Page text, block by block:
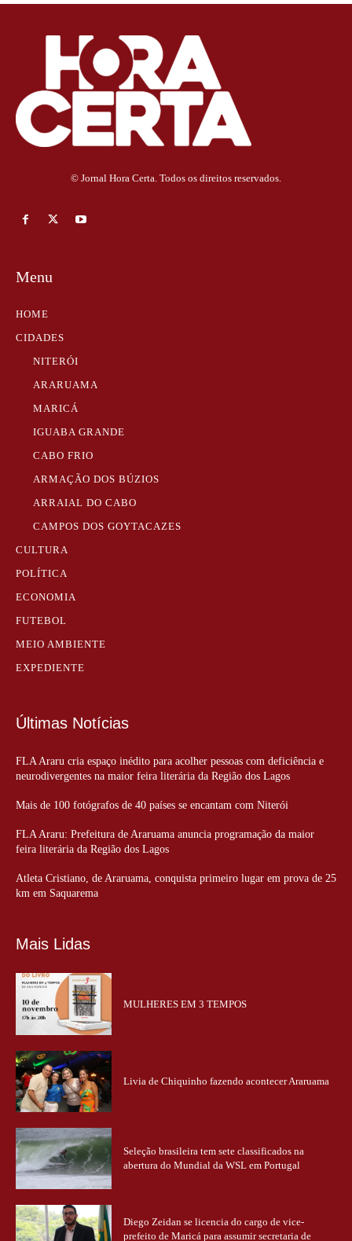
© Jornal Hora Certa. Todos os direitos reservados.
Menu
HOME
CIDADES
NITERÓI
ARARUAMA
MARICÁ
IGUABA GRANDE
CABO FRIO
ARMAÇÃO DOS BÚZIOS
ARRAIAL DO CABO
CAMPOS DOS GOYTACAZES
CULTURA
POLÍTICA
ECONOMIA
FUTEBOL
MEIO AMBIENTE
EXPEDIENTE
Últimas Notícias
FLA Araru cria espaço inédito para acolher pessoas com deficiência e
neurodivergentes na maior feira literária da Região dos Lagos
Mais de 100 fotógrafos de 40 países se encantam com Niterói
FLA Araru: Prefeitura de Araruama anuncia programação da maior
feira literária da Região dos Lagos
Atleta Cristiano, de Araruama, conquista primeiro lugar em prova de 25
km em Saquarema
Mais Lidas
MULHERES EM 3 TEMPOS
Livia de Chiquinho fazendo acontecer Araruama
Seleção brasileira tem sete classificados na
abertura do Mundial da WSL em Portugal
Diego Zeidan se licencia do cargo de vice-
prefeito de Maricá para assumir secretaria de